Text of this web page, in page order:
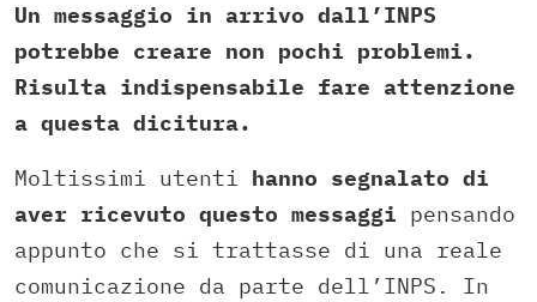
Un messaggio in arrivo dall’INPS
potrebbe creare non pochi problemi.
Risulta indispensabile fare attenzione
a questa dicitura.
Moltissimi utenti hanno segnalato di
aver ricevuto questo messaggi pensando
appunto che si trattasse di una reale
comunicazione da parte dell’INPS. In